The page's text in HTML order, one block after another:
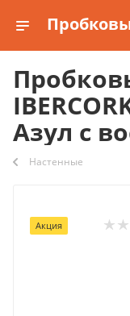
Азул с
Настенные
Акция